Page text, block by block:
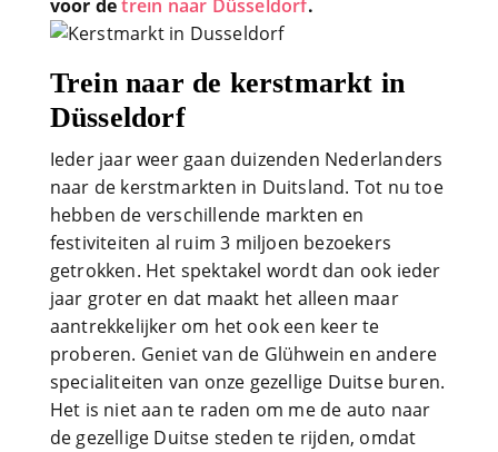
voor detrein naar Düsseldorf.
Trein naar de kerstmarkt in
Düsseldorf
Ieder jaar weer gaan duizenden Nederlanders
naar de kerstmarkten in Duitsland. Tot nu toe
hebben de verschillende markten en
festiviteiten al ruim 3 miljoen bezoekers
getrokken. Het spektakel wordt dan ook ieder
jaar groter en dat maakt het alleen maar
aantrekkelijker om het ook een keer te
proberen. Geniet van de Glühwein en andere
specialiteiten van onze gezellige Duitse buren.
Het is niet aan te raden om me de auto naar
de gezellige Duitse steden te rijden, omdat